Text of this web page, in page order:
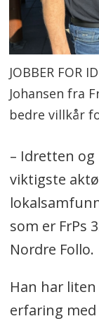
JOBBER FOR
Johansen fra
bedre villkår
– Idretten
viktigste
som er FrPs
Nordre Follo.
Han har
erfaring